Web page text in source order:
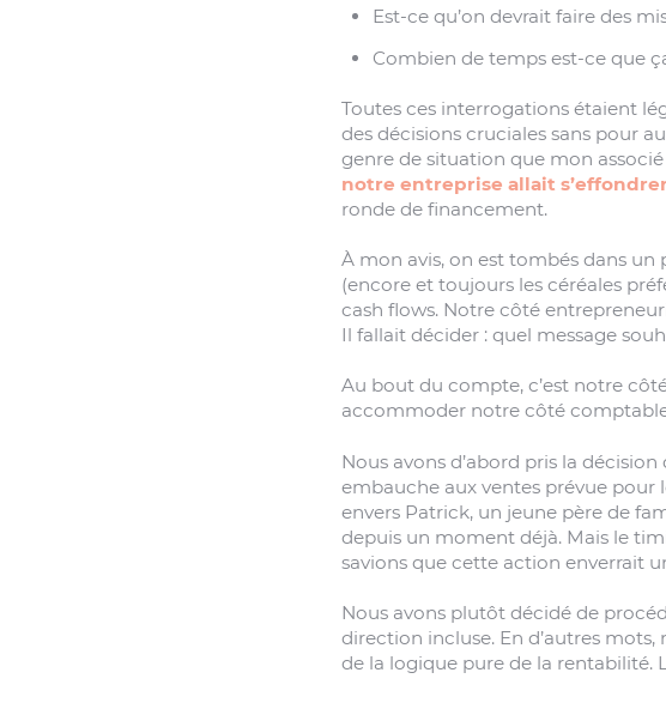
Est-ce qu’on devrait faire des
Combien de temps est-ce que
Toutes ces interrogations étaient
des décisions cruciales sans pour
genre de situation que mon
notre entreprise allait s’effondrer
ronde de financement.
À mon avis, on est tombés dans un
(encore et toujours les céréales
cash flows. Notre côté
Il fallait décider : quel message
Au bout du compte, c’est notre
accommoder notre côté
Nous avons d’abord pris la
embauche aux ventes prévue pour
envers Patrick, un jeune père de
depuis un moment déjà. Mais le
savions que cette action enverrait
Nous avons plutôt décidé de
direction incluse. En d’autres mots,
de la logique pure de la rentabilité.